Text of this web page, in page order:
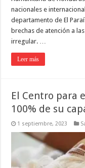
nacionales e
departamento de El
brechas de atención a
irregular. …
Leer más
El Centro para
100% de su
1 septiembre, 2023